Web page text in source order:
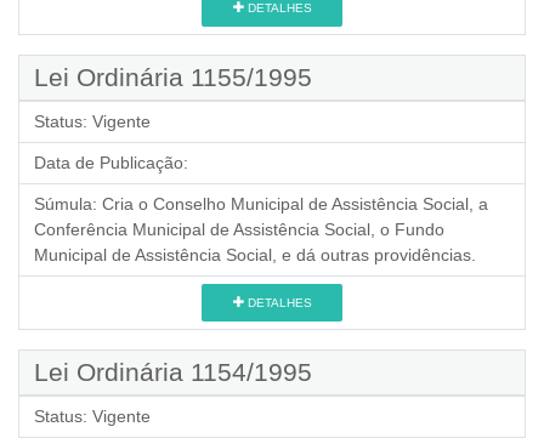
DETALHES
Lei Ordinária 1155/1995
Status: Vigente
Data de Publicação:
Súmula: Cria o Conselho Municipal de Assistência Social, a
Conferência Municipal de Assistência Social, o Fundo
Municipal de Assistência Social, e dá outras providências.
DETALHES
Lei Ordinária 1154/1995
Status: Vigente